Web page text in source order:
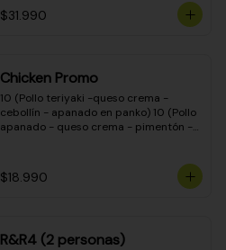
envuelto en queso crema) 10
(Camarón - queso crema - cebollín -
teriyaki - queso crema - cebollín -
envuelto en masa tempura) 10
(Pimentón - queso crema - cebollín -
envuelto en masa tempura)
$31.990
Chicken Promo
10 (Pollo teriyaki -queso crema -
cebollín - apanado en panko) 10 (Pollo
apanado - queso crema - pimentón -
ciboulette) 10 (Pollo teriyaki - palta -
envuelto en queso crema)
$18.990
R&R4 (2 personas)